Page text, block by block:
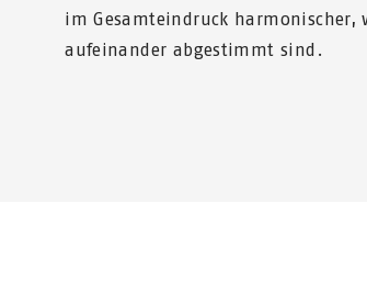
im Gesamteindruck harmonischer,
aufeinander abgestimmt sind.